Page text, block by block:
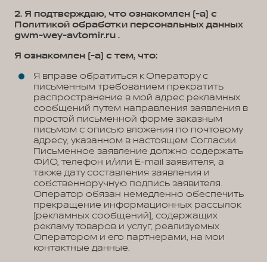
2. Я подтверждаю, что ознакомлен (-а) с
Политикой обработки персональных данных
gwm-wey-avtomir.ru .
Я ознакомлен (-а) с тем, что:
Я вправе обратиться к Оператору с
письменным требованием прекратить
распространение в мой адрес рекламных
сообщений путем направления заявления в
простой письменной форме заказным
письмом с описью вложения по почтовому
адресу, указанном в настоящем Согласии.
Письменное заявление должно содержать
ФИО, телефон и/или E-mail заявителя, а
также дату составления заявления и
собственноручную подпись заявителя.
Оператор обязан немедленно обеспечить
прекращение информационных рассылок
(рекламных сообщений), содержащих
рекламу товаров и услуг, реализуемых
Оператором и его партнерами, на мои
контактные данные.